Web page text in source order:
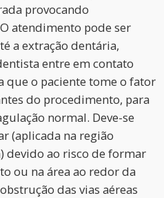
provocando
atendimento pode ser
a extração dentária,
entre em contato
que o paciente tome o fator
do procedimento, para
normal. Deve-se
(aplicada na região
devido ao risco de formar
ou na área ao redor da
das vias aéreas